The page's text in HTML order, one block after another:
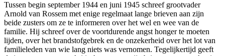
Tussen begin september 1944 en juni 1945 schreef grootvader
Arnold van Rossem met enige regelmaat lange brieven aan zijn
beide zusters om ze te informeren over het wel en wee van de
familie. Hij schreef over de voortdurende angst honger te moeten
lijden, over het brandstofgebrek en de onzekerheid over het lot van
familieleden van wie lang niets was vernomen. Tegelijkertijd geeft